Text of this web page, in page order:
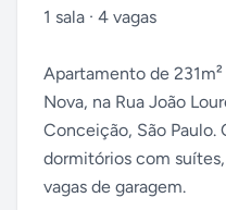
1 sala · 4 vagas
Apartamento de
Nova, na Rua João
Conceição, São Paulo.
dormitórios com
vagas de garagem.